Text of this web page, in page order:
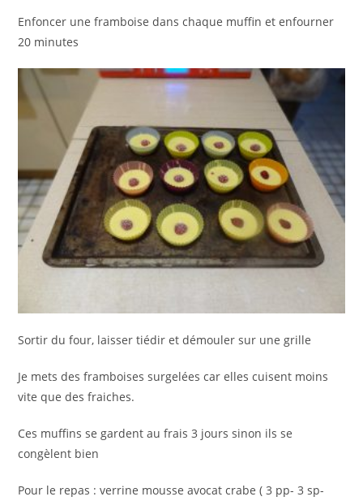
Enfoncer une framboise dans chaque muffin et enfourner
20 minutes
Sortir du four, laisser tiédir et démouler sur une grille
Je mets des framboises surgelées car elles cuisent moins
vite que des fraiches.
Ces muffins se gardent au frais 3 jours sinon ils se
congèlent bien
Pour le repas : verrine mousse avocat crabe ( 3 pp- 3 sp-